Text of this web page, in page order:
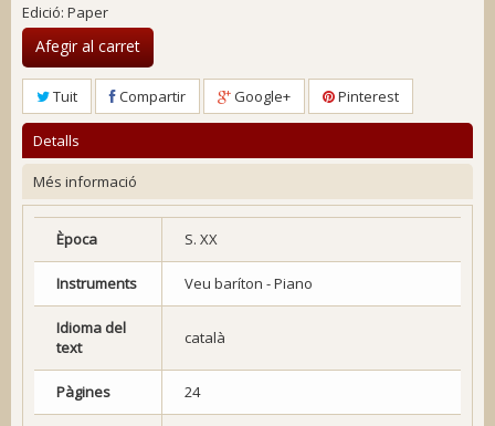
Edició: Paper
Afegir al carret
Tuit Compartir Google+ Pinterest
Detalls
Més informació
Època S. XX
Instruments Veu baríton - Piano
Idioma del
text
català
Pàgines 24